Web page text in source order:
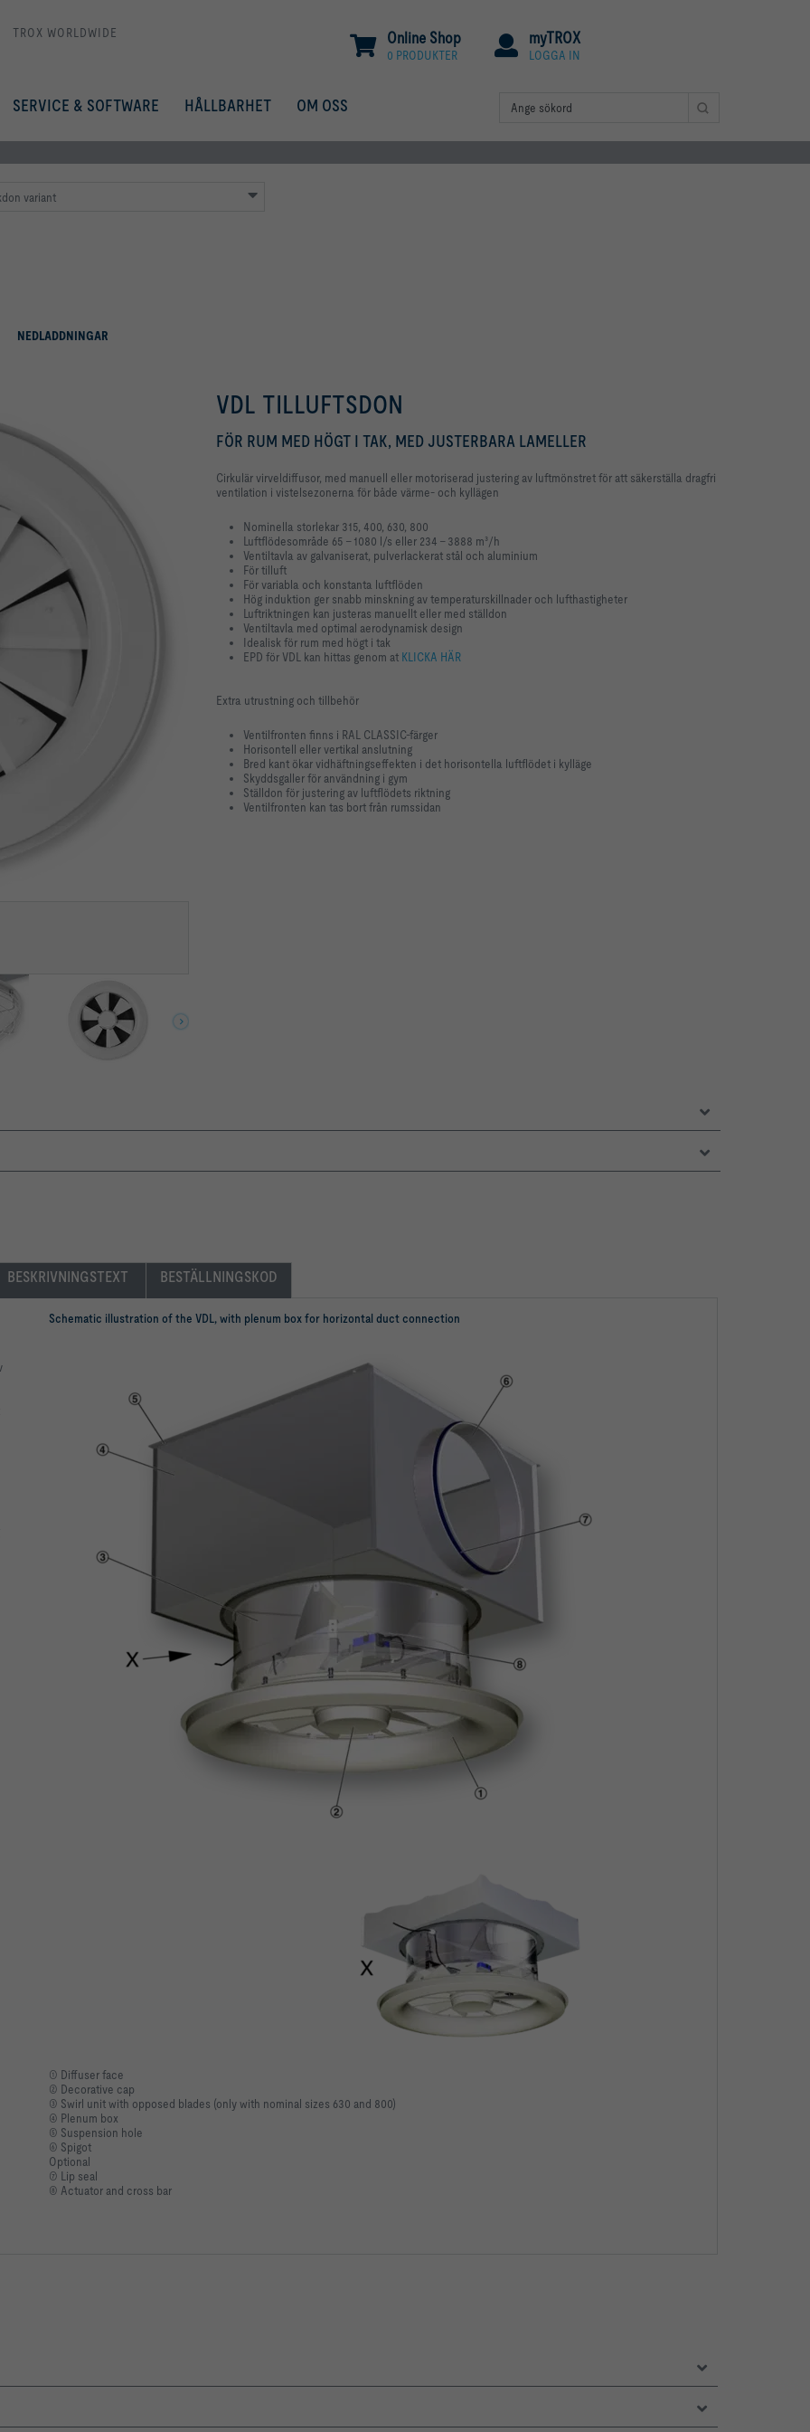
TROX WORLDWIDE myTROX
LOGGA IN
Online Shop
0 PRODUKTER
SERVICE & SOFTWARE HÅLLBARHET OM OSS
variant
NEDLADDNINGAR
VDL TILLUFTSDON
FÖR RUM MED HÖGT I TAK, MED JUSTERBARA LAMELLER
Cirkulär virveldiffusor, med manuell eller motoriserad justering av luftmönstret för att säkerställa dragfri
ventilation i vistelsezonerna för både värme- och kyllägen
Nominella storlekar 315, 400, 630, 800
Luftflödesområde 65 - 1080 l/s eller 234 - 3888 m³/h
Ventiltavla av galvaniserat, pulverlackerat stål och aluminium
För tilluft
För variabla och konstanta luftflöden
Hög induktion ger snabb minskning av temperaturskillnader och lufthastigheter
Luftriktningen kan justeras manuellt eller med ställdon
Ventiltavla med optimal aerodynamisk design
Idealisk för rum med högt i tak
EPD för VDL kan hittas genom at KLICKA HÄR
Extra utrustning och tillbehör
Ventilfronten finns i RAL CLASSIC-färger
Horisontell eller vertikal anslutning
Bred kant ökar vidhäftningseffekten i det horisontella luftflödet i kylläge
Skyddsgaller för användning i gym
Ställdon för justering av luftflödets riktning
Ventilfronten kan tas bort från rumssidan
BESKRIVNINGSTEXT BESTÄLLNINGSKOD
Schematic illustration of the VDL, with plenum box for horizontal duct connection
① Diffuser face
② Decorative cap
③ Swirl unit with opposed blades (only with nominal sizes 630 and 800)
④ Plenum box
⑤ Suspension hole
⑥ Spigot
Optional
⑦ Lip seal
⑧ Actuator and cross bar